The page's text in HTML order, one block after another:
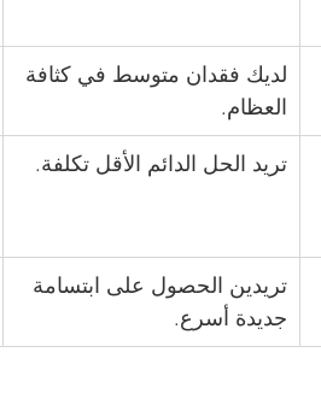
لديك فقدان متوسط ​​في كثافة
العظام.
تريد الحل الدائم الأقل تكلفة.
تريدين الحصول على ابتسامة
جديدة أسرع.